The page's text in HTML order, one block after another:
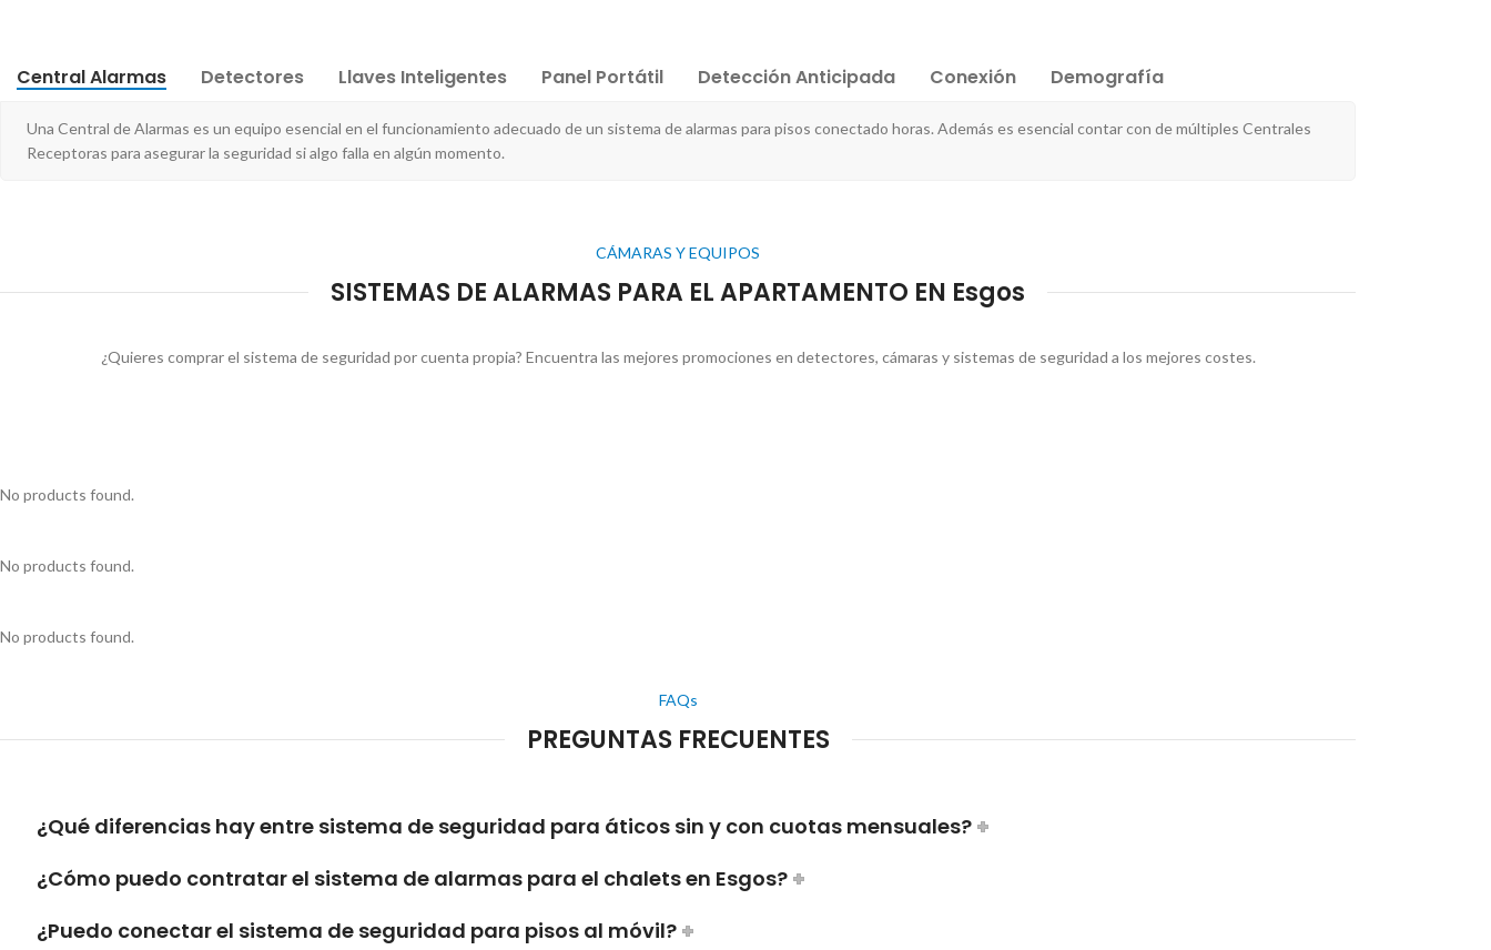
Central Alarmas Detectores Llaves Inteligentes Panel Portátil Detección Anticipada Conexión Demografía
Una Central de Alarmas es un equipo esencial en el funcionamiento adecuado de un sistema de alarmas para pisos conectado horas. Además es esencial contar con de múltiples Centrales
Receptoras para asegurar la seguridad si algo falla en algún momento.
CÁMARAS Y EQUIPOS
SISTEMAS DE ALARMAS PARA EL APARTAMENTO EN Esgos
¿Quieres comprar el sistema de seguridad por cuenta propia? Encuentra las mejores promociones en detectores, cámaras y sistemas de seguridad a los mejores costes.
No products found.
No products found.
No products found.
FAQs
PREGUNTAS FRECUENTES
¿Qué diferencias hay entre sistema de seguridad para áticos sin y con cuotas mensuales?
¿Cómo puedo contratar el sistema de alarmas para el chalets en Esgos?
¿Puedo conectar el sistema de seguridad para pisos al móvil?